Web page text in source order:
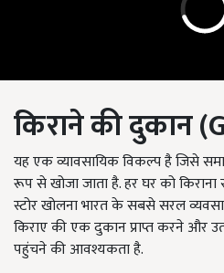
किराने की दुकान (
यह एक व्यावसायिक विकल्प है जिसे
रूप से खोजा जाता है. हर घर को किराना
स्टोर खोलना भारत के सबसे सरल
किराए की एक दुकान प्राप्त करने और
पहुंचने की आवश्यकता है.